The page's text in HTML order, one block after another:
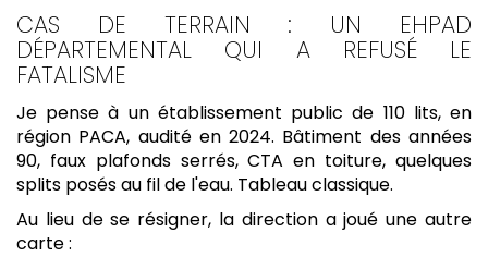
CAS DE TERRAIN : UN EHPAD
DÉPARTEMENTAL QUI A REFUSÉ LE
FATALISME
Je pense à un établissement public de 110 lits, en
région PACA, audité en 2024. Bâtiment des années
90, faux plafonds serrés, CTA en toiture, quelques
splits posés au fil de l'eau. Tableau classique.
Au lieu de se résigner, la direction a joué une autre
carte :